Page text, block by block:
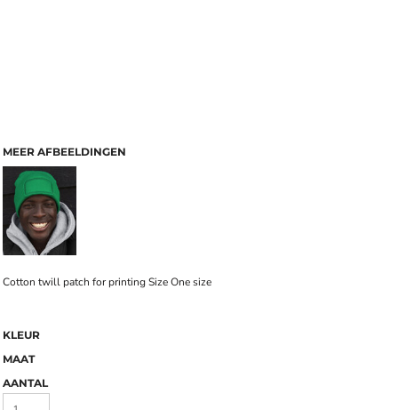
MEER AFBEELDINGEN
Cotton twill patch for printing Size One size
KLEUR
MAAT
AANTAL